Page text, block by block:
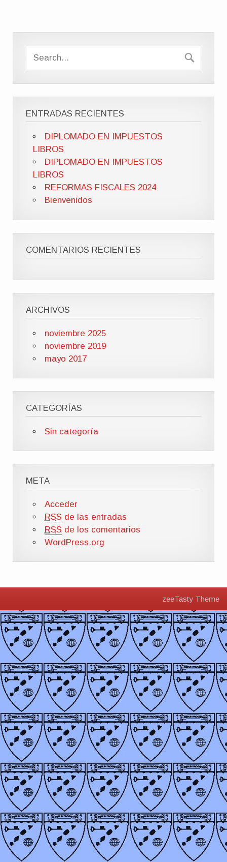
ENTRADAS RECIENTES
DIPLOMADO EN IMPUESTOS
LIBROS
DIPLOMADO EN IMPUESTOS
LIBROS
REFORMAS FISCALES 2024
Bienvenidos
COMENTARIOS RECIENTES
ARCHIVOS
noviembre 2025
noviembre 2019
mayo 2017
CATEGORÍAS
Sin categoría
META
Acceder
RSS de las entradas
RSS de los comentarios
WordPress.org
zeeTasty Theme